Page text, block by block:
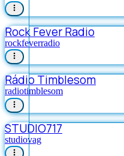
Rock Fever Radio
rockfeverradio
Rádio Timblesom
radiotimblesom
STUDIO717
studiovag